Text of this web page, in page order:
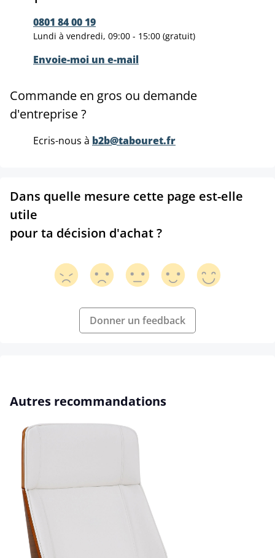
0801 84 00 19
Lundi à vendredi, 09:00 - 15:00 (gratuit)
Envoie-moi un e-mail
Commande en gros ou demande
d'entreprise ?
Ecris-nous à b2b@tabouret.fr
Dans quelle mesure cette page est-elle
utile
pour ta décision d'achat ?
Donner un feedback
Ignorer la galerie de produits
Autres recommandations